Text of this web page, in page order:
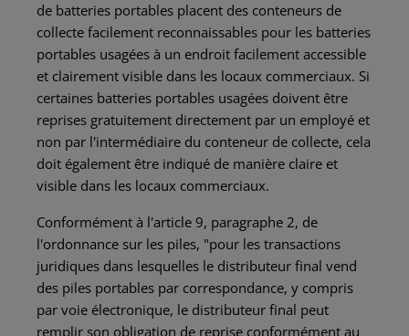
de batteries portables placent des conteneurs de
collecte facilement reconnaissables pour les batteries
portables usagées à un endroit facilement accessible
et clairement visible dans les locaux commerciaux. Si
certaines batteries portables usagées doivent être
reprises gratuitement directement par un employé et
non par l'intermédiaire du conteneur de collecte, cela
doit également être indiqué de manière claire et
visible dans les locaux commerciaux.
Conformément à l'article 9, paragraphe 2, de
l'ordonnance sur les piles, "pour les transactions
juridiques dans lesquelles le distributeur final vend
des piles portables par correspondance, y compris
par voie électronique, le distributeur final peut
remplir son obligation de reprise conformément au